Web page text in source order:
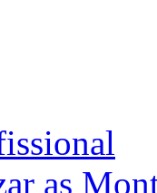
as